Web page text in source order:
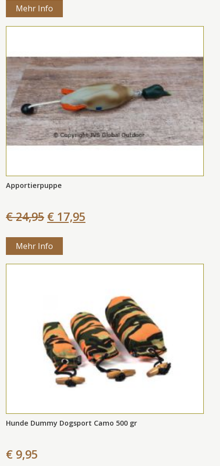
Mehr Info
Apportierpuppe
€ 24,95 € 17,95
Mehr Info
Hunde Dummy Dogsport Camo 500 gr
€ 9,95